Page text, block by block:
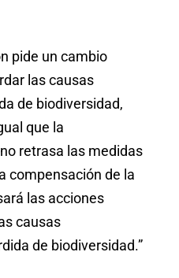
pide un cambio
las causas
de biodiversidad,
que la
retrasa las medidas
compensación de la
las acciones
causas
de biodiversidad.”